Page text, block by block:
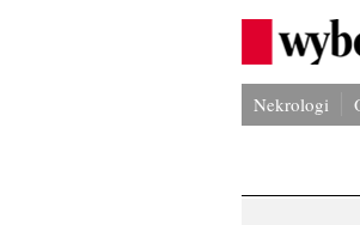
Nekrologi